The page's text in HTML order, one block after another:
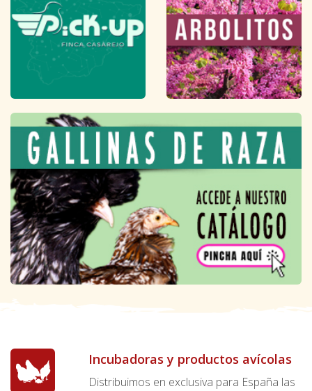
Incubadoras y productos avícolas
Distribuimos en exclusiva para España las